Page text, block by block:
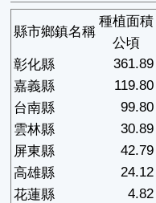
縣市鄉鎮名稱
種植面積
公頃
彰化縣
361.89
嘉義縣
119.80
台南縣
99.80
雲林縣
30.89
屏東縣
42.79
高雄縣
24.12
花蓮縣
4.82